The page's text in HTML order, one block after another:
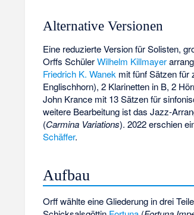
Alternative Versionen
Eine reduzierte Version für Solisten,
Orffs SchülerWilhelm Killmayer
Friedrich K. Wanek mit fünf Sätzen für
Englischhorn), 2 Klarinetten in B, 2
John Krance mit 13 Sätzen für
weitere Bearbeitung ist das Jazz-
(Carmina Variations). 2022 erschien
Schäffer.
Aufbau
Orff wählte eine Gliederung in drei